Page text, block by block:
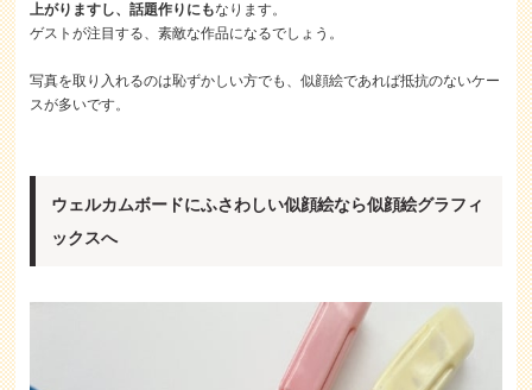
上がりますし、話題作りにもなります。
ゲストが注目する、素敵な作品になるでしょう。
写真を取り入れるのは恥ずかしい方でも、似顔絵であれば抵抗のないケー
スが多いです。
ウェルカムボードにふさわしい似顔絵なら似顔絵グラフィ
ックスへ